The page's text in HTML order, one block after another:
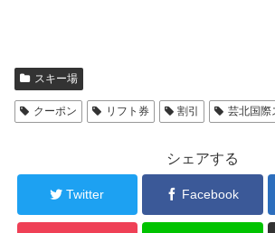
スキー場
クーポン リフト券 割引 芸北国際
シェアする
Twitter Facebook